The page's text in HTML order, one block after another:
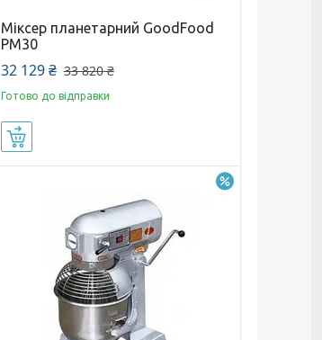
Міксер планетарний GoodFood
PM30
32 129 ₴ 33 820 ₴
Готово до відправки